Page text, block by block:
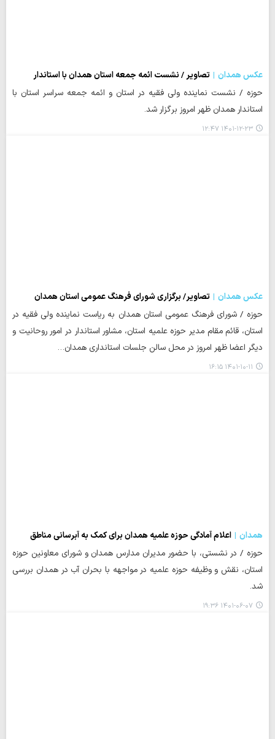
عکس همدان
تصاویر / نشست ائمه جمعه استان همدان با استاندار
حوزه / نشست نماینده ولی فقیه در استان و ائمه جمعه سراسر استان با
استاندار همدان ظهر امروز برگزار شد.
۱۴۰۱-۱۲-۲۳ ۱۲:۴۷
عکس همدان
تصاویر/ برگزاری شورای فرهنگ عمومی استان همدان
حوزه / شورای فرهنگ عمومی استان همدان به ریاست نماینده ولی فقیه در
استان، قائم مقام مدیر حوزه علمیه استان، مشاور استاندار در امور روحانیت و
دیگر اعضا ظهر امروز در محل سالن جلسات استانداری همدان…
۱۴۰۱-۱۰-۱۱ ۱۶:۱۵
همدان
اعلام آمادگی حوزه علمیه همدان برای کمک به آبرسانی مناطق
حوزه / در نشستی، با حضور مدیران مدارس همدان و شورای معاونین حوزه
استان، نقش و وظیفه حوزه علمیه در مواجهه با بحران آب در همدان بررسی
شد.
۱۴۰۱-۰۶-۰۷ ۱۹:۳۶